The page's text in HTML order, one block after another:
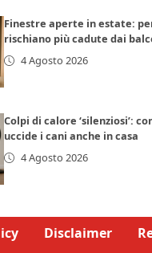
Finestre aperte in estate:
rischiano più cadute dai
4 Agosto 2026
Colpi di calore ‘silenziosi’:
uccide i cani anche in casa
4 Agosto 2026
Disclaimer